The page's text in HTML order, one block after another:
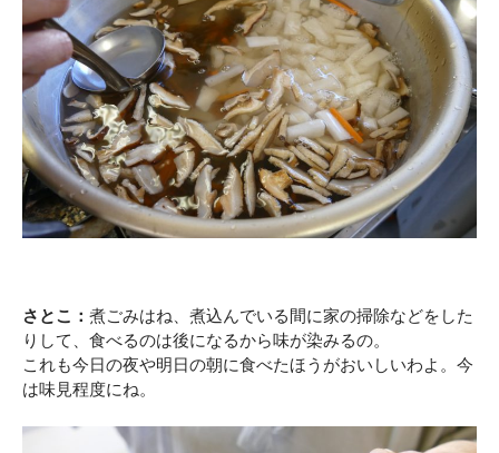
さとこ： 煮ごみはね、煮込んでいる間に家の掃除などをした
りして、食べるのは後になるから味が染みるの。
これも今日の夜や明日の朝に食べたほうがおいしいわよ。今
は味見程度にね。